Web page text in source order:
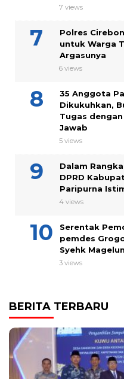
7 views
Polres
untuk Warga
Argasunya
6 views
35 Anggota
Dikukuhkan,
Tugas
Jawab
5 views
Dalam
DPRD
Paripurna
4 views
Serentak
pemdes
Syehk
3 views
BERITA TERBARU